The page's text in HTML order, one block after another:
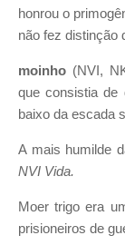
honrou o
não fez distinção
moinho (NVI,
que consistia de
baixo da escada
A mais humilde
NVI Vida.
Moer trigo era
prisioneiros de